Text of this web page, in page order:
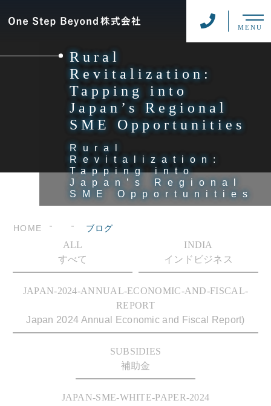
MENU
Rural
Revitalization:
Tapping into
Japan’s Regional
SME Opportunities
Rural
Revitalization:
Tapping into
Japan’s Regional
SME Opportunities
HOME ブログ
ALL
すべて
INDIA
インドビジネス
JAPAN-2024-ANNUAL-ECONOMIC-AND-FISCAL-
REPORT
Japan 2024 Annual Economic and Fiscal Report)
SUBSIDIES
補助金
JAPAN-SME-WHITE-PAPER-2024